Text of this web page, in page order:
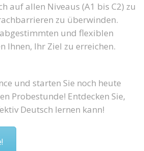
auf allen Niveaus (A1 bis C2) zu
zu überwinden.
und flexiblen
Ihnen, Ihr Ziel zu erreichen.
und starten Sie noch heute
Probestunde! Entdecken Sie,
Deutsch lernen kann!